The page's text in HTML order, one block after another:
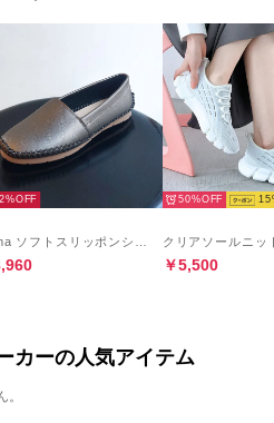
50% 15
￥5,500
カーの人気アイテム